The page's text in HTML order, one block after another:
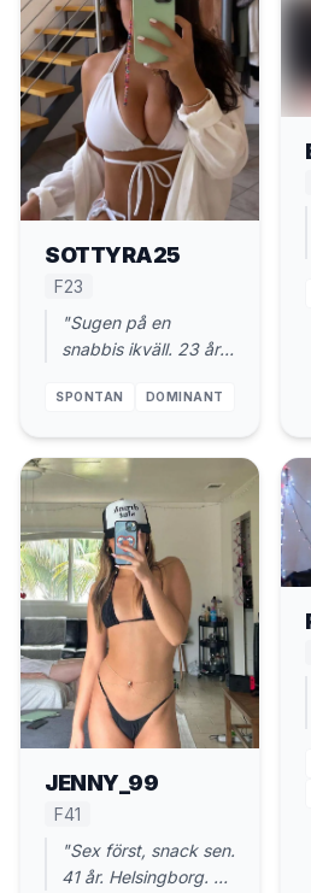
SOTTYRA25
F23
"Sugen på en
snabbis ikväll. 23 år i
och rakt på."
SPONTAN DOMINANT
JENNY_99
F41
"Sex först, snack sen.
41 år. Helsingborg. Du